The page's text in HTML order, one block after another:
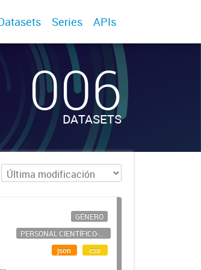
Series APIs
006
DATASETS
GÉNERO
PERSONAL CIENTÍFICO-TECNOLÓGICO
json
csv